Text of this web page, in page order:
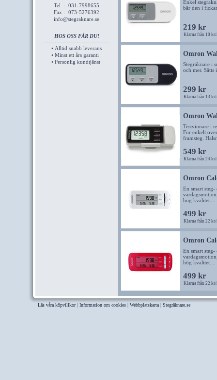
Tel :
031-7998655
Fax :
073-5276392
info@stegraknare.se
HOS OSS FÅR DU!
• Alltid snabb leverans
• Minst ett års garanti
• Personlig kundtjänst
Enkel
bär den i
219 kr
Klarna från 10 kr/
Omron
Stegräknare i
och mer.
299 kr
Klarna från 13 kr/
Omron
Testvinnare i
För enkelt
framsteg.
549 kr
Klarna från 24 kr/
Omron
En smart
hög kvalitet....
499 kr
Klarna från 22 kr/
Omron
En smart
hög kvalitet....
499 kr
Klarna från 22 kr/
Läs våra köpvillkor| Information om cookies | Webbplatskarta | Stegräknare.se